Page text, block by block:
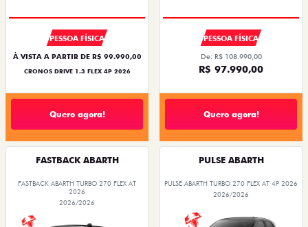
PESSOA FÍSICA
À VISTA A PARTIR DE R$ 99.990,00
CRONOS DRIVE 1.3 FLEX 4P 2026
Quero agora!
PESSOA FÍSICA
De: R$ 108.990,00
R$ 97.990,00
Quero agora!
FASTBACK ABARTH
FASTBACK ABARTH TURBO 270 FLEX AT
2026
2026/2026
PULSE ABARTH
PULSE ABARTH TURBO 270 FLEX AT 4P 2026
2026/2026